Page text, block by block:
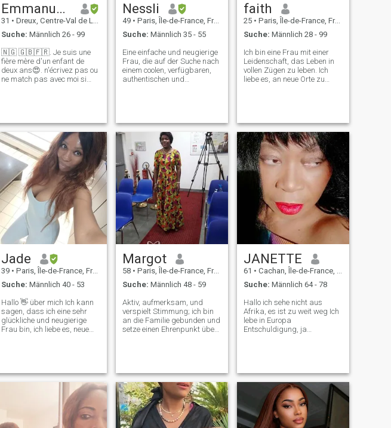
Emmanuela
31 • Dreux, Centre-Val de Loire, Frankreich
Suche: Männlich 26 - 99
🇳🇬 🇬🇧🇫🇷. Je suis une
fière mère d'un enfant de
deux ans😍. n'écrivez pas ou
ne match pas avec moi si
I’m not Interessierten 🤨.
Plancul ? Wiper a gauche 😉
T für Dankeschön 🫠🤡
Nessli
49 • Paris, Île-de-France, Frankreich
Suche: Männlich 35 - 55
Eine einfache und neugierige
Frau, die auf der Suche nach
einem coolen, verfügbaren,
authentischen und
verheiratet, charmanter
ausgebildet Bitte enthalte
dich, ich bin eine einfache
Frau. Wenn Sie zur
Verfügung stehen und wir
gemeinsame Interessen
haben, zögern Sie nicht,
Kontakt aufzunehmen...
faith
25 • Paris, Île-de-France, Frankreich
Suche: Männlich 28 - 99
Ich bin eine Frau mit einer
Leidenschaft, das Leben in
vollen Zügen zu leben. Ich
liebe es, an neue Orte zu
schöne Zeit mit der Familie
genieße oder etwas Neues
erforsche, ich umarme das
Leben mit Neugier und
Eleganz.
Jade
39 • Paris, Île-de-France, Frankreich
Suche: Männlich 40 - 53
Hallo 👋 über mich Ich kann
sagen, dass ich eine sehr
glückliche und neugierige
Frau bin, ich liebe es, neue
zuzuhören, meiner positiven
Einstellung und meiner
Leichtigkeit. Ich habe einen
eher direkten Charakter, ich
weiß, was ich will, und ich
drücke mich klar aus, immer
Margot
58 • Paris, Île-de-France, Frankreich
Suche: Männlich 48 - 59
Aktiv, aufmerksam, und
verspielt Stimmung; ich bin
an die Familie gebunden und
setze einen Ehrenpunkt über
natürlich . ich liebe das
Lesen, Theater, Kino und die
Entdeckung der anderen
Gegenspieler.
JANETTE
61 • Cachan, Île-de-France, Frankreich
Suche: Männlich 64 - 78
Hallo ich sehe nicht aus
Afrika, es ist zu weit weg Ich
lebe in Europa
Entschuldigung, ja
romantisch Ja Ich würde
gerne einen reifen Mann
treffen, nur wenn Sie
interessiert sind, lassen Sie
mich wissen, indem Sie eine
Nachricht senden Danke